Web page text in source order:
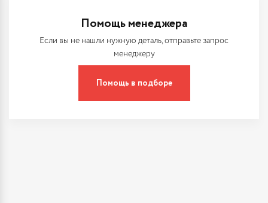
Помощь менеджера
Если вы не нашли нужную деталь, отправьте запрос
менеджеру
Помощь в подборе